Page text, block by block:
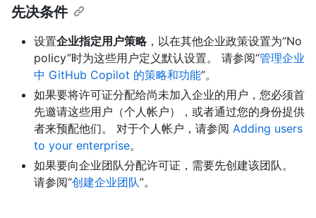
先决条件
设置企业指定用户策略，以在其他企业政策设置为“No
policy”时为这些用户定义默认设置。 请参阅“管理企业
中 GitHub Copilot 的策略和功能”。
如果要将许可证分配给尚未加入企业的用户，您必须首
先邀请这些用户（个人帐户），或者通过您的身份提供
者来预配他们。 对于个人帐户，请参阅 Adding users
to your enterprise。
如果要向企业团队分配许可证，需要先创建该团队。
请参阅“创建企业团队”。